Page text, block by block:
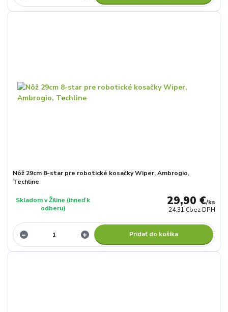
Nôž 29cm 8-star pre robotické kosačky Wiper, Ambrogio,
Techline
29,90 €/ks
24,31 €bez DPH
Skladom v Žiline (ihneď k
odberu)
Pridať do košíka